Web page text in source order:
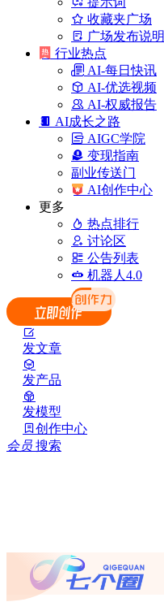
收藏夹广场
广场发布说明
行业热点
AI-每日快讯
AI-优选视频
AI-权威报告
AI成长之路
AIGC学院
变现指南
副业传送门
AI创作中心
更多
热点排行
讨论区
公告列表
机器人4.0
发文章
发产品
发模型
创作中心
会员 搜索